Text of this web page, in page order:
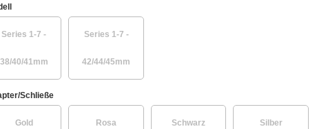
Series 1-7 -
38/40/41mm
Series 1-7 -
42/44/45mm
Schließe
Gold Rosa Schwarz Silber